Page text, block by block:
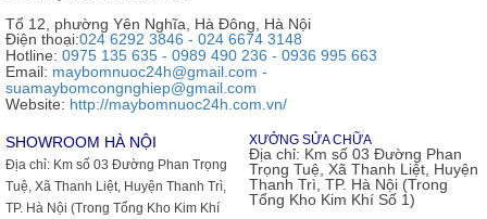
Tổ 12, phường Yên Nghĩa, Hà Đông, Hà Nội
Điện thoại:024 6292 3846 - 024 6674 3148
Hotline: 0975 135 635 - 0989 490 236 - 0936 995 663
Email: maybomnuoc24h@gmail.com -
suamaybomcongnghiep@gmail.com
Website: http://maybomnuoc24h.com.vn/
SHOWROOM HÀ NỘI
Địa chỉ: Km số 03 Đường Phan Trọng
Tuệ, Xã Thanh Liệt, Huyện Thanh Trì,
TP. Hà Nội (Trong Tổng Kho Kim Khí
XƯỞNG SỬA CHỮA
Địa chỉ: Km số 03 Đường Phan
Trọng Tuệ, Xã Thanh Liệt, Huyện
Thanh Trì, TP. Hà Nội (Trong
Tổng Kho Kim Khí Số 1)